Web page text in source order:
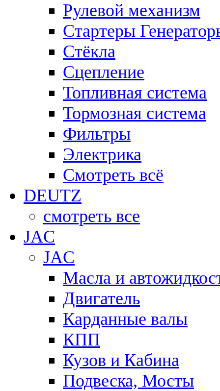
Рулевой механизм
Стартеры
Стёкла
Сцепление
Топливная система
Тормозная система
Фильтры
Электрика
Смотреть всё
DEUTZ
смотреть все
JAC
JAC
Масла и
Двигатель
Карданные валы
КПП
Кузов и Кабина
Подвеска, Мосты